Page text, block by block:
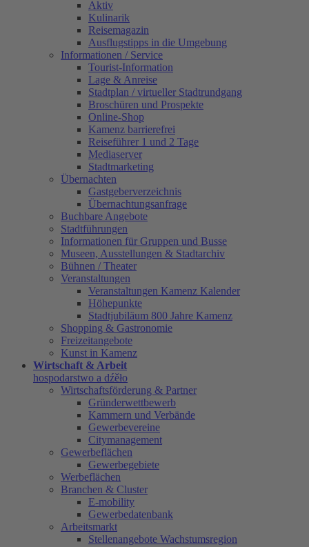
Aktiv
Kulinarik
Reisemagazin
Ausflugstipps in die Umgebung
Informationen / Service
Tourist-Information
Lage & Anreise
Stadtplan / virtueller Stadtrundgang
Broschüren und Prospekte
Online-Shop
Kamenz barrierefrei
Reiseführer 1 und 2 Tage
Mediaserver
Stadtmarketing
Übernachten
Gastgeberverzeichnis
Übernachtungsanfrage
Buchbare Angebote
Stadtführungen
Informationen für Gruppen und Busse
Museen, Ausstellungen & Stadtarchiv
Bühnen / Theater
Veranstaltungen
Veranstaltungen Kamenz Kalender
Höhepunkte
Stadtjubiläum 800 Jahre Kamenz
Shopping & Gastronomie
Freizeitangebote
Kunst in Kamenz
Wirtschaft & Arbeit
hospodarstwo a dźěło
Wirtschaftsförderung & Partner
Gründerwettbewerb
Kammern und Verbände
Gewerbevereine
Citymanagement
Gewerbeflächen
Gewerbegebiete
Werbeflächen
Branchen & Cluster
E-mobility
Gewerbedatenbank
Arbeitsmarkt
Stellenangebote Wachstumsregion